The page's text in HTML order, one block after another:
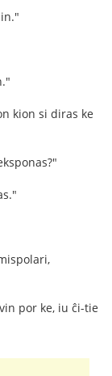
kion si diras ke
por ke, iu ĉi-tie